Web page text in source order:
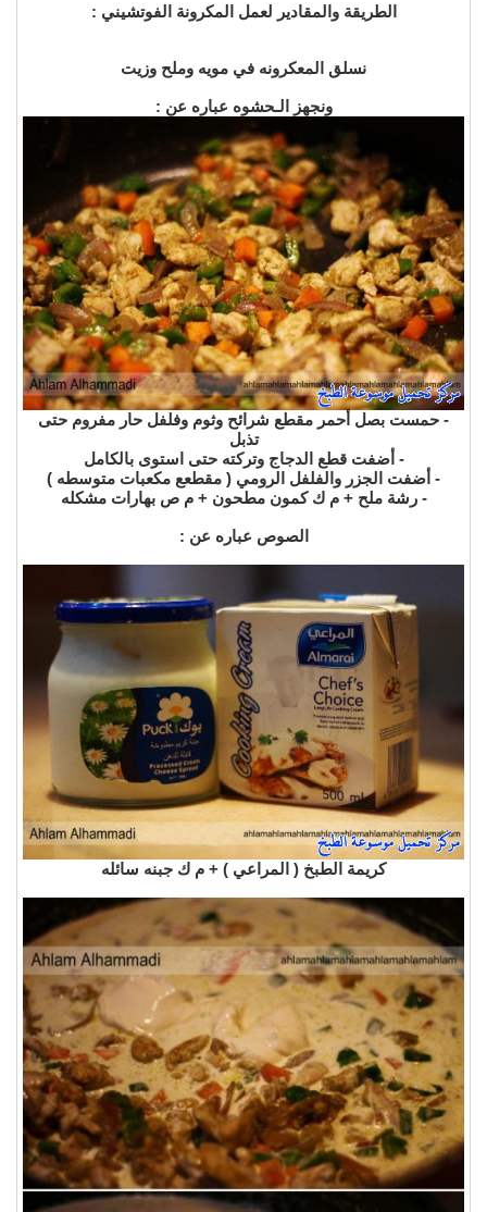
الطريقة والمقادير لعمل المكرونة الفوتشيني :
نسلق المعكرونه في مويه وملح وزيت
ونجهز الـحشوه عباره عن :
- حمست بصل أحمر مقطع شرائح وثوم وفلفل حار مفروم حتى
تذبل
- أضفت قطع الدجاج وتركته حتى استوى بالكامل
- أضفت الجزر والفلفل الرومي ( مقطعع مكعبات متوسطه )
- رشة ملح + م ك كمون مطحون + م ص بهارات مشكله
الصوص عباره عن :
كريمة الطبخ ( المراعي ) + م ك جبنه سائله